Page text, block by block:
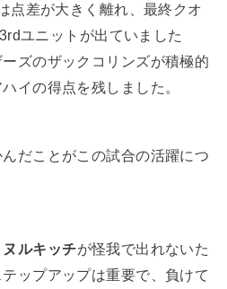
点差が大きく離れ、最終クオ
ユニットが出ていました
ズのザックコリンズが積極的
イの得点を残しました。
だことがこの試合の活躍につ
ルキッチが怪我で出れないた
ップアップは重要で、負けて